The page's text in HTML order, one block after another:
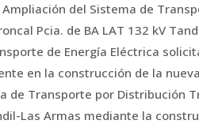
del Sistema de
Pcia. de BA LAT 132 kV
de Energía Eléctrica
en la construcción de la
de Transporte por Distribución
Las Armas mediante la